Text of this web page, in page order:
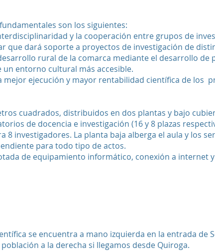
son los siguientes:
y la cooperación entre grupos de
que dará soporte a proyectos de investigación de
rural de la comarca mediante el desarrollo de
un entorno cultural más accesible.
mejor ejecución y mayor rentabilidad científica de los
cuadrados, distribuidos en dos plantas y bajo
de docencia e investigación (16 y 8 plazas
8 investigadores. La planta baja alberga el aula y los
para todo tipo de actos.
de equipamiento informático, conexión a internet
se encuentra a mano izquierda en la entrada de
a la derecha si llegamos desde Quiroga.